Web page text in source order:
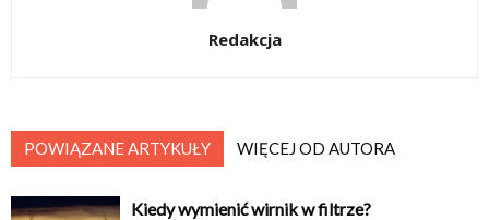
Redakcja
POWIĄZANE ARTYKUŁY WIĘCEJ OD AUTORA
Kiedy wymienić wirnik w filtrze?